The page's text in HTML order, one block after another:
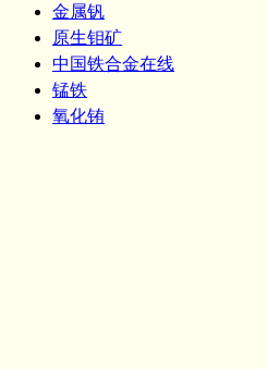
金属钒
原生钼矿
中国铁合金在线
锰铁
氧化铕